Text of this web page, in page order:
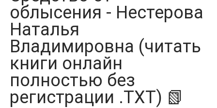
облысения - Нестерова
Наталья
Владимировна (читать
книги онлайн
полностью без
регистрации .TXT) 📗